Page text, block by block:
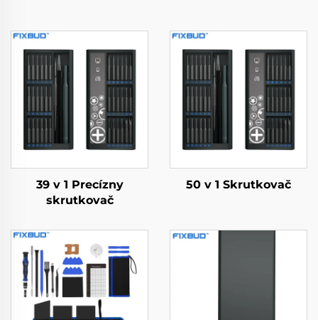
39 v 1 Precízny
skrutkovač
50 v 1 Skrutkovač